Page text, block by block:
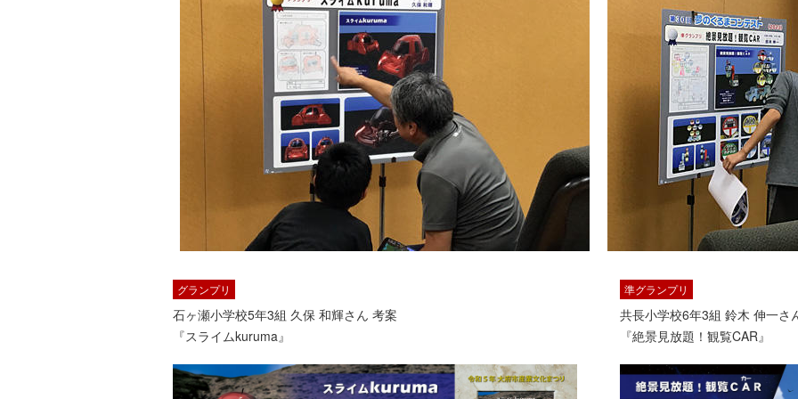
グランプリ
石ヶ瀬小学校5年3組 久保 和輝さん 考案
『スライムkuruma』
準グランプリ
共長小学校6年3組 鈴木 伸一さ
『絶景見放題！観覧CAR』